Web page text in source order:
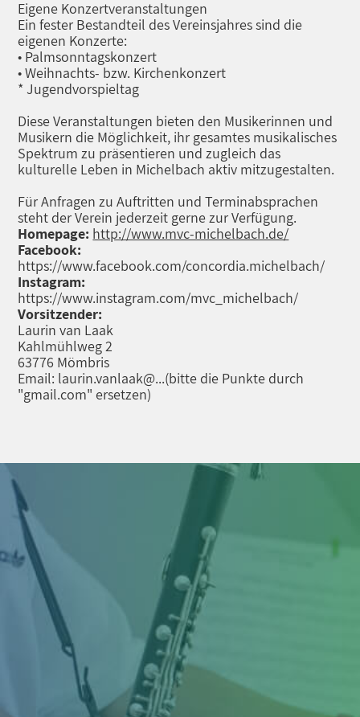
Eigene Konzertveranstaltungen
Ein fester Bestandteil des Vereinsjahres sind die
eigenen Konzerte:
• Palmsonntagskonzert
• Weihnachts- bzw. Kirchenkonzert
* Jugendvorspieltag
Diese Veranstaltungen bieten den Musikerinnen und
Musikern die Möglichkeit, ihr gesamtes musikalisches
Spektrum zu präsentieren und zugleich das
kulturelle Leben in Michelbach aktiv mitzugestalten.
Für Anfragen zu Auftritten und Terminabsprachen
steht der Verein jederzeit gerne zur Verfügung.
Homepage: http://www.mvc-michelbach.de/
Facebook:
https://www.facebook.com/concordia.michelbach/
Instagram:
https://www.instagram.com/mvc_michelbach/
Vorsitzender:
Laurin van Laak
Kahlmühlweg 2
63776 Mömbris
Email: laurin.vanlaak@...(bitte die Punkte durch
"gmail.com" ersetzen)